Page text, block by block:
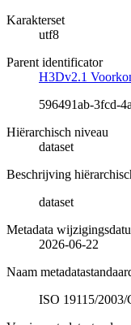
Karakterset
utf8
Parent identificator
H3Dv2.1
596491ab-3fcd-
Hiërarchisch niveau
dataset
Beschrijving
dataset
Metadata
2026-06-22
Naam
ISO 19115/